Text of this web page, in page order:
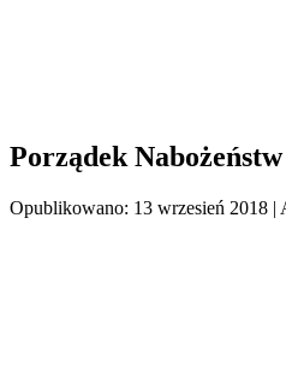
Porządek Nabożeństw
Opublikowano: 13 wrzesień 2018 |